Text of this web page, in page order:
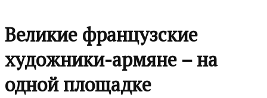
Великие французские
художники-армяне – на
одной площадке